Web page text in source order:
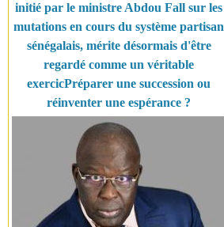
initié par le ministre Abdou Fall sur les
mutations en cours du système partisan
sénégalais, mérite désormais d'être
regardé comme un véritable
exercicPréparer une succession ou
réinventer une espérance ?